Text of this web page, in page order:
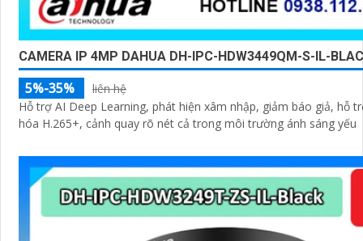
CAMERA IP 4MP DAHUA DH-IPC-HDW3449QM-S-IL-
5%-35%
liên hệ
Hỗ trợ AI Deep Learning, phát hiện xâm nhập, giảm báo giả, hỗ
hóa H.265+, cảnh quay rõ nét cả trong môi trường ánh sáng yếu